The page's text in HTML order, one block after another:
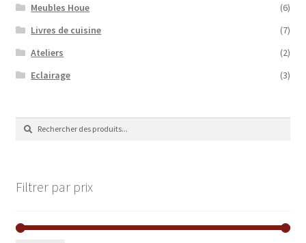
Meubles Houe
(6)
Livres de cuisine
(7)
Ateliers
(2)
Eclairage
(3)
Recherche
Recherche
Filtrer par prix